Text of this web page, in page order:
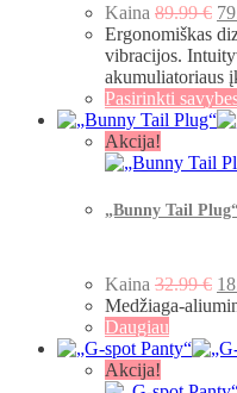
Kaina 89.99€
Ergonomiškas
vibracijos.
akumuliatoriaus
Pasirinkti
Akcija!
„Bunny Tail
Kaina 32.99€
Medžiaga-
Daugiau
Akcija!